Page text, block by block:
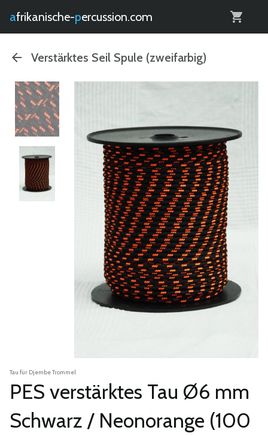
afrikanische- percussion.com
Verstärktes Seil Spule (zweifarbig)
Tau für Djembe Trommel
PES verstärktes Tau Ø6 mm
Schwarz / Neonorange (100